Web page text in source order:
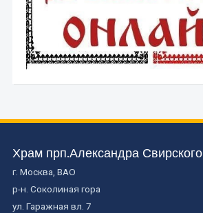
Храм прп.Александра Свирского
г. Москва, ВАО
р-н. Соколиная гора
ул. Гаражная вл. 7